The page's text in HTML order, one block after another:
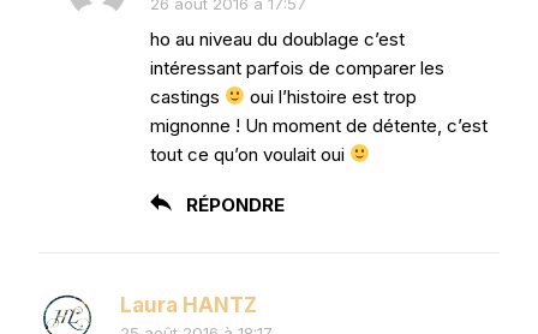
ho au niveau du doublage c’est
intéressant parfois de comparer les
castings
oui l’histoire est trop
mignonne ! Un moment de détente, c’est
tout ce qu’on voulait oui
RÉPONDRE
Laura HANTZ